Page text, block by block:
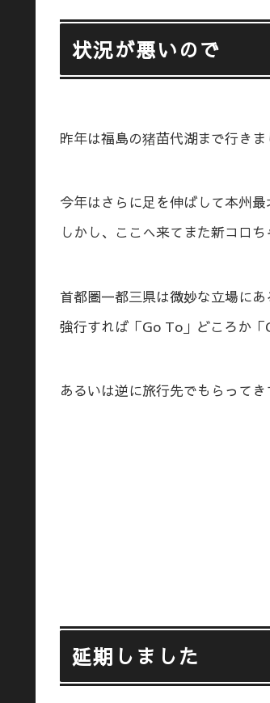
状況が悪いので
昨年は福島の猪苗代湖まで行きま
今年はさらに足を伸ばして本州
しかし、ここへ来てまた新コロ
首都圏一都三県は微妙な立場に
強行すれば「Go To」どころか「
あるいは逆に旅行先でもらってき
延期しました